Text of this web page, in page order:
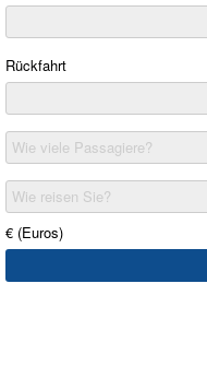
Rückfahrt
Wie viele Passagiere?
Wie reisen Sie?
€ (Euros)